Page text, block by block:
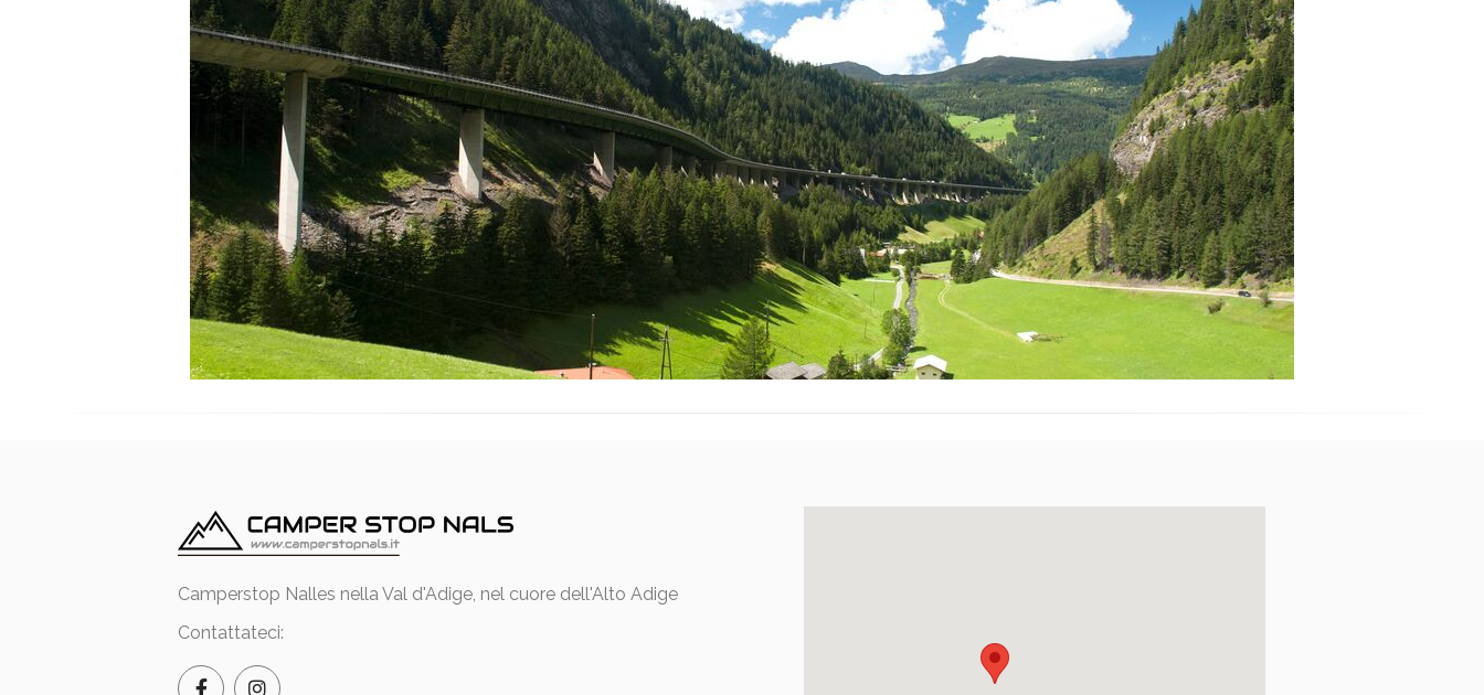
Camperstop Nalles nella Val d'Adige, nel cuore dell'Alto Adige
Contattateci: